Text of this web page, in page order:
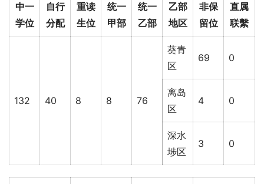
中一
学位
自行
分配
重读
生位
统一
甲部
统一
乙部
乙部
地区
非保
留位
直属
联繫
132 40 8 8 76
葵青
区
69 0
离岛
区
4 0
深水
埗区
3 0